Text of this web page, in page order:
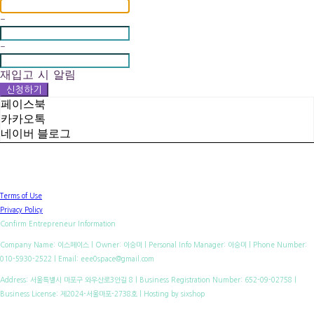
-
-
재입고 시 알림
신청하기
페이스북
카카오톡
네이버 블로그
Terms of Use
Privacy Policy
Confirm Entrepreneur Information
Company Name: 이스페이스 | Owner: 이승미 | Personal Info Manager: 이승미 | Phone Number:
010-5930-2522 | Email: eee0space@gmail.com
Address: 서울특별시 마포구 와우산로3안길 8 | Business Registration Number: 652-09-02758
Business License: 제2024-서울마포-2738호 | Hosting by sixshop